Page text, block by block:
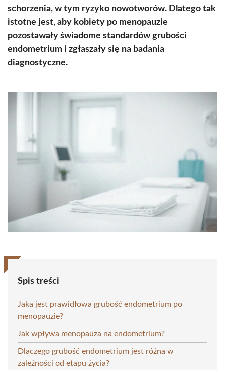
schorzenia, w tym ryzyko nowotworów. Dlatego tak
istotne jest, aby kobiety po menopauzie
pozostawały świadome standardów grubości
endometrium i zgłaszały się na badania
diagnostyczne.
Spis treści
Jaka jest prawidłowa grubość endometrium po
menopauzie?
Jak wpływa menopauza na endometrium?
Dlaczego grubość endometrium jest różna w
zależności od etapu życia?